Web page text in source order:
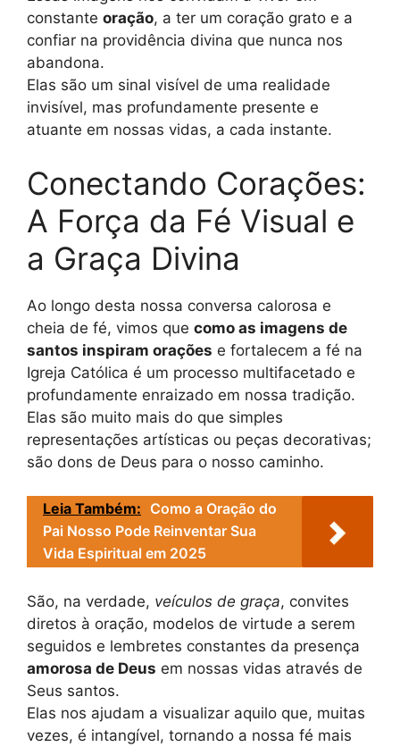
constante oração, a ter um coração grato e a
confiar na providência divina que nunca nos
abandona.
Elas são um sinal visível de uma realidade
invisível, mas profundamente presente e
atuante em nossas vidas, a cada instante.
Conectando Corações:
A Força da Fé Visual e
a Graça Divina
Ao longo desta nossa conversa calorosa e
cheia de fé, vimos que como as imagens de
santos inspiram orações e fortalecem a fé na
Igreja Católica é um processo multifacetado e
profundamente enraizado em nossa tradição.
Elas são muito mais do que simples
representações artísticas ou peças decorativas;
são dons de Deus para o nosso caminho.
Leia Também: Como a Oração do
Pai Nosso Pode Reinventar Sua
Vida Espiritual em 2025
São, na verdade, veículos de graça, convites
diretos à oração, modelos de virtude a serem
seguidos e lembretes constantes da presença
amorosa de Deus em nossas vidas através de
Seus santos.
Elas nos ajudam a visualizar aquilo que, muitas
vezes, é intangível, tornando a nossa fé mais